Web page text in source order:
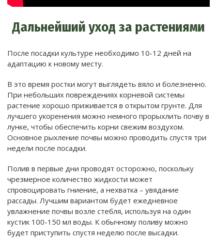
Дальнейший уход за растениями
После посадки культуре необходимо 10-12 дней на
адаптацию к новому месту.
В это время ростки могут выглядеть вяло и болезненно.
При небольших повреждениях корневой системы
растение хорошо приживается в открытом грунте. Для
лучшего укоренения можно немного прорыхлить почву в
лунке, чтобы обеспечить корни свежим воздухом.
Основное рыхление почвы можно проводить спустя три
недели после посадки.
Полив в первые дни проводят осторожно, поскольку
чрезмерное количество жидкости может
спровоцировать гниение, а нехватка – увядание
рассады. Лучшим вариантом будет ежедневное
увлажнение почвы возле стебля, используя на один
кустик 100-150 мл воды. К обычному поливу можно
будет приступить спустя неделю после высадки.